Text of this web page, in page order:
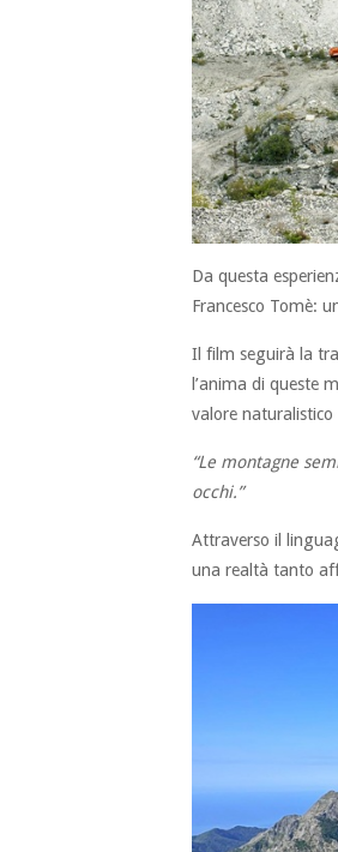
Da questa
Francesco Tomè:
Il film seguirà la
l’anima di queste
valore naturalistico
“Le montagne
occhi.”
Attraverso il
una realtà tanto